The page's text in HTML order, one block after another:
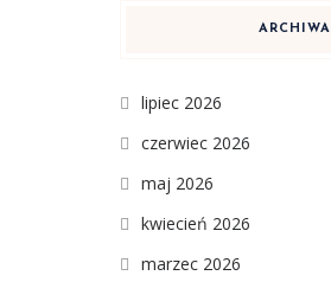
ARCHIWA
lipiec 2026
czerwiec 2026
maj 2026
kwiecień 2026
marzec 2026